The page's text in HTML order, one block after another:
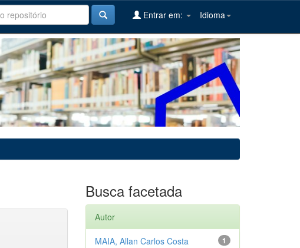
Idioma
Entrar em:
Busca facetada
Autor
1
MAIA, Allan Carlos Costa